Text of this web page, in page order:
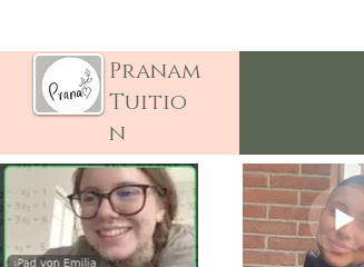
Pranam
Tuitio
n